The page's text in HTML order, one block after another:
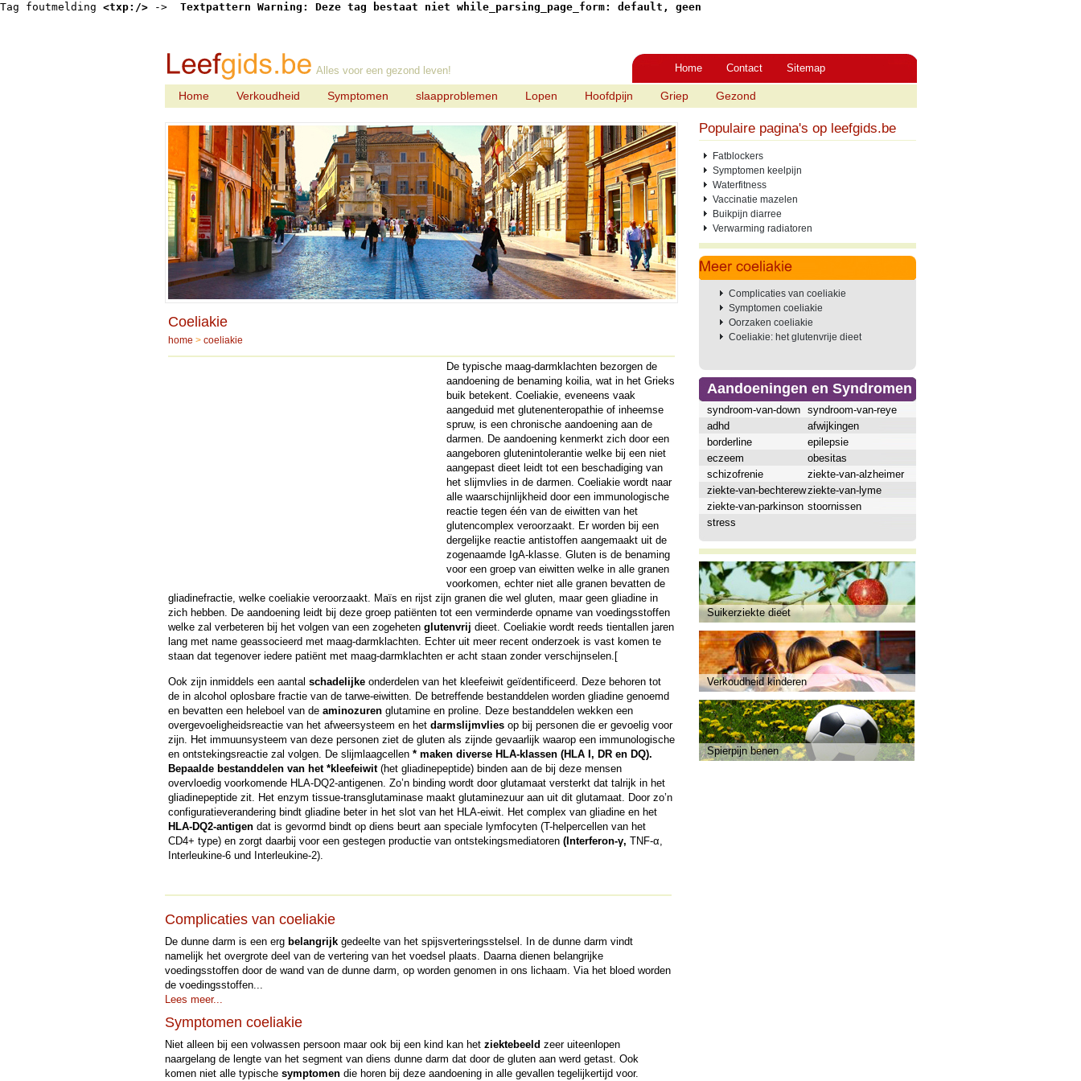
Tag foutmelding <txp:/> -> Textpattern Warning: Deze tag bestaat niet while_parsing_page_form: default, geen
Alles voor een gezond leven! Home Contact Sitemap
Home Verkoudheid Symptomen slaapproblemen Lopen Hoofdpijn Griep Gezond
Coeliakie
home > coeliakie
De typische maag-darmklachten bezorgen de
aandoening de benaming koilia, wat in het Grieks
buik betekent. Coeliakie, eveneens vaak
aangeduid met glutenenteropathie of inheemse
spruw, is een chronische aandoening aan de
darmen. De aandoening kenmerkt zich door een
aangeboren glutenintolerantie welke bij een niet
aangepast dieet leidt tot een beschadiging van
het slijmvlies in de darmen. Coeliakie wordt naar
alle waarschijnlijkheid door een immunologische
reactie tegen één van de eiwitten van het
glutencomplex veroorzaakt. Er worden bij een
dergelijke reactie antistoffen aangemaakt uit de
zogenaamde IgA-klasse. Gluten is de benaming
voor een groep van eiwitten welke in alle granen
voorkomen, echter niet alle granen bevatten de
gliadinefractie, welke coeliakie veroorzaakt. Maïs en rijst zijn granen die wel gluten, maar geen gliadine in
zich hebben. De aandoening leidt bij deze groep patiënten tot een verminderde opname van voedingsstoffen
welke zal verbeteren bij het volgen van een zogeheten glutenvrij dieet. Coeliakie wordt reeds tientallen jaren
lang met name geassocieerd met maag-darmklachten. Echter uit meer recent onderzoek is vast komen te
staan dat tegenover iedere patiënt met maag-darmklachten er acht staan zonder verschijnselen.[
Ook zijn inmiddels een aantal schadelijkeonderdelen van het kleefeiwit geïdentificeerd. Deze behoren tot
de in alcohol oplosbare fractie van de tarwe-eiwitten. De betreffende bestanddelen worden gliadine genoemd
en bevatten een heleboel van de aminozurenglutamine en proline. Deze bestanddelen wekken een
overgevoeligheidsreactie van het afweersysteem en het darmslijmvliesop bij personen die er gevoelig voor
zijn. Het immuunsysteem van deze personen ziet de gluten als zijnde gevaarlijk waarop een immunologische
en ontstekingsreactie zal volgen. De slijmlaagcellen * maken diverse HLA-klassen (HLAI, DR en DQ).
Bepaalde bestanddelen van het *kleefeiwit(het gliadinepeptide) binden aan de bij deze mensen
overvloedig voorkomende HLA-DQ2-antigenen. Zo’n binding wordt door glutamaat versterkt dat talrijk in het
gliadinepeptide zit. Het enzym tissue-transglutaminase maakt glutaminezuur aan uit dit glutamaat. Door zo’n
configuratieverandering bindt gliadine beter in het slot van het HLA-eiwit. Het complex van gliadine en het
HLA-DQ2-antigendat is gevormd bindt op diens beurt aan speciale lymfocyten (T-helpercellen van het
CD4+ type) en zorgt daarbij voor een gestegen productie van ontstekingsmediatoren (Interferon-γ, TNF-α,
Interleukine-6 und Interleukine-2).
Complicaties van coeliakie
De dunne darm is een erg belangrijkgedeelte van het spijsverteringsstelsel. In de dunne darm vindt
namelijk het overgrote deel van de vertering van het voedsel plaats. Daarna dienen belangrijke
voedingsstoffen door de wand van de dunne darm, op worden genomen in ons lichaam. Via het bloed worden
de voedingsstoffen...
Lees meer...
Symptomen coeliakie
Niet alleen bij een volwassen persoon maar ook bij een kind kan het ziektebeeld zeer uiteenlopen
naargelang de lengte van het segment van diens dunne darm dat door de gluten aan werd getast. Ook
komen niet alle typische symptomendie horen bij deze aandoening in alle gevallen tegelijkertijd voor.
Populaire pagina's op leefgids.be
Fatblockers
Symptomen keelpijn
Waterfitness
Vaccinatie mazelen
Buikpijn diarree
Verwarming radiatoren
Complicaties van coeliakie
Symptomen coeliakie
Oorzaken coeliakie
Coeliakie: het glutenvrije dieet
Aandoeningen en Syndromen
syndroom-van-down
syndroom-van-reye
adhd
afwijkingen
borderline
epilepsie
eczeem
obesitas
schizofrenie
ziekte-van-alzheimer
ziekte-van-bechterewziekte-van-lyme
ziekte-van-parkinson stoornissen
stress
Suikerziekte dieet
Verkoudheid kinderen
Spierpijn benen